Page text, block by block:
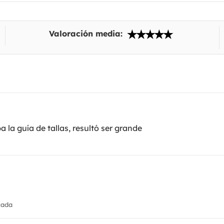
Valoración media:
la guía de tallas, resultó ser grande